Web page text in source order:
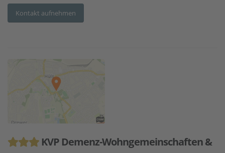
Kontakt aufnehmen
KVP Demenz-Wohngemeinschaften &